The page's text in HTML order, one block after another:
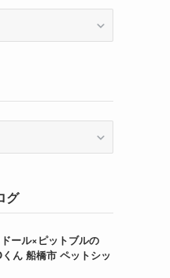
グ
ール×ピットブルの
くん 船橋市 ペットシッ